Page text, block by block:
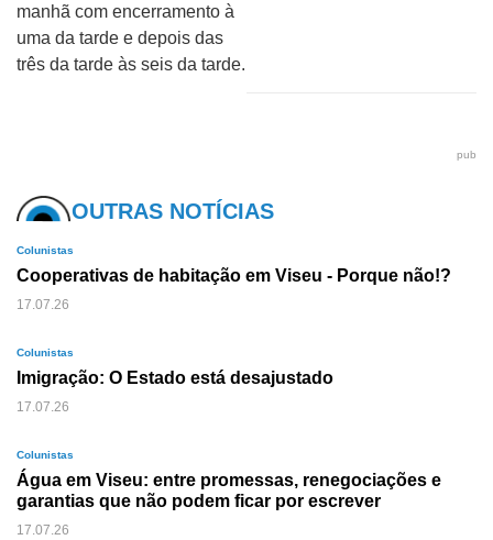
manhã com encerramento à
uma da tarde e depois das
três da tarde às seis da tarde.
pub
OUTRAS NOTÍCIAS
Colunistas
Cooperativas de habitação em Viseu - Porque não!?
17.07.26
Colunistas
Imigração: O Estado está desajustado
17.07.26
Colunistas
Água em Viseu: entre promessas, renegociações e
garantias que não podem ficar por escrever
17.07.26